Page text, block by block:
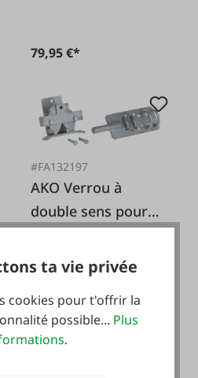
79,95 €*
#FA132197
AKO Verrou à
double sens pour
pâturage
28,95 €*
ta vie privée
cookies pour t'offrir la
possible... Plus
.